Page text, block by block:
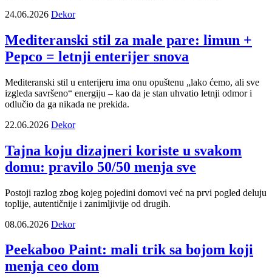
24.06.2026 Dekor
Mediteranski stil za male pare: limun +
Pepco = letnji enterijer snova
Mediteranski stil u enterijeru ima onu opuštenu „lako ćemo, ali sve
izgleda savršeno“ energiju – kao da je stan uhvatio letnji odmor i
odlučio da ga nikada ne prekida.
22.06.2026 Dekor
Tajna koju dizajneri koriste u svakom
domu: pravilo 50/50 menja sve
Postoji razlog zbog kojeg pojedini domovi već na prvi pogled deluju
toplije, autentičnije i zanimljivije od drugih.
08.06.2026 Dekor
Peekaboo Paint: mali trik sa bojom koji
menja ceo dom